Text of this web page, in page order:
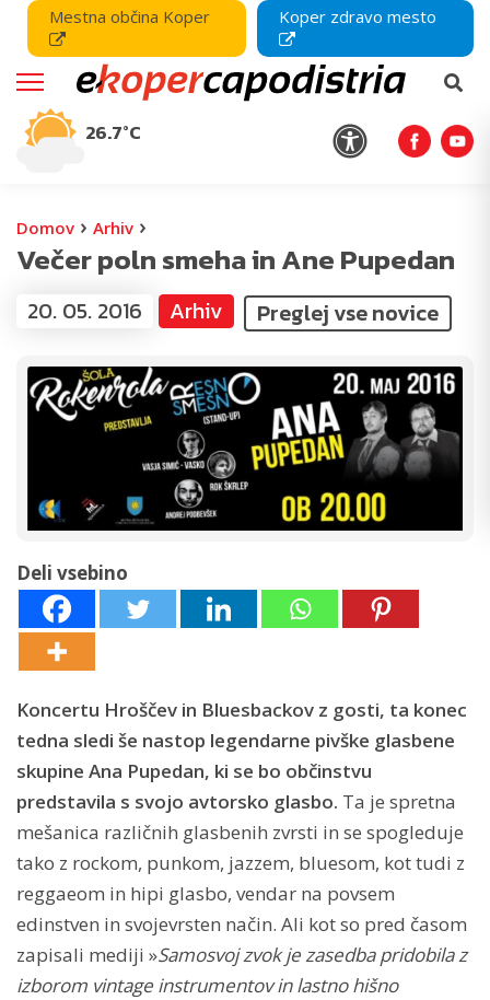
Mestna občina Koper Koper zdravo mesto
26.7°C
Domov › Arhiv ›
Večer poln smeha in Ane Pupedan
20. 05. 2016 Arhiv Preglej vse novice
Deli vsebino
Koncertu Hroščev in Bluesbackov z gosti, ta konec
tedna sledi še nastop legendarne pivške glasbene
skupine Ana Pupedan, ki se bo občinstvu
predstavila s svojo avtorsko glasbo. Ta je spretna
mešanica različnih glasbenih zvrsti in se spogleduje
tako z rockom, punkom, jazzem, bluesom, kot tudi z
reggaeom in hipi glasbo, vendar na povsem
edinstven in svojevrsten način. Ali kot so pred časom
zapisali mediji »Samosvoj zvok je zasedba pridobila z
izborom vintage instrumentov in lastno hišno